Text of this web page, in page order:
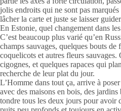
jolis endroits qui ne sont pas
lâcher la carte et juste se laisser
En Estonie, quel changement dans
C’est beaucoup plus varié qu’en
champs sauvages, quelques bouts de
coquelicots et autres fleurs sauvages.
cigognes, et quelques rapaces qui
recherche de leur plat du jour.
L’Homme dans tout ça, arrive à
avec des maisons en bois, des
tondre tous les deux jours pour avoir